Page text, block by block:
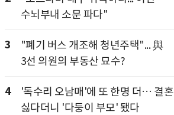
수뇌부내 소문 파다"
3
"폐기 버스 개조해 청년주택"... 與
3선 의원의 부동산 묘수?
4
'독수리 오남매'에 또 한명 더… 결혼
싫다더니 '다둥이 부모' 됐다